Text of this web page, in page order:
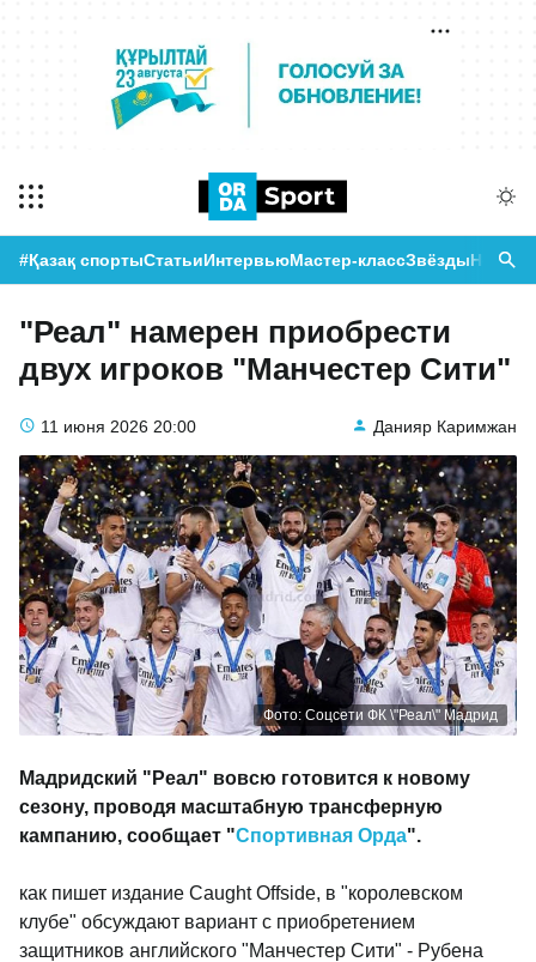
#Қазақ спортыСтатьиИнтервьюМастер-классЗвёзды
"Реал" намерен приобрести
двух игроков "Манчестер Сити"
11 июня 2026 20:00 Данияр Каримжан
Фото: Соцсети ФК \"Реал\" Мадрид
Мадридский "Реал" вовсю готовится к новому
сезону, проводя масштабную трансферную
кампанию, сообщает "Спортивная Орда".
как пишет издание Caught Offside, в "королевском
клубе" обсуждают вариант с приобретением
защитников английского "Манчестер Сити" - Рубена